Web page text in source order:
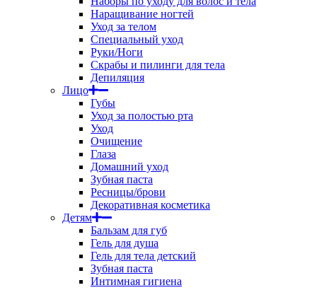
Наращивание ногтей
Уход за телом
Специальный уход
Руки/Ноги
Скрабы и пилинги для тела
Депиляция
Лицо
Губы
Уход за полостью рта
Уход
Очищение
Глаза
Домашний уход
Зубная паста
Ресницы/брови
Декоративная косметика
Детям
Бальзам для губ
Гель для душа
Гель для тела детский
Зубная паста
Интимная гигиена